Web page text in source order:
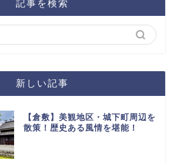
記事を検索
新しい記事
【倉敷】美観地区・城下町周辺を
散策！歴史ある風情を堪能！